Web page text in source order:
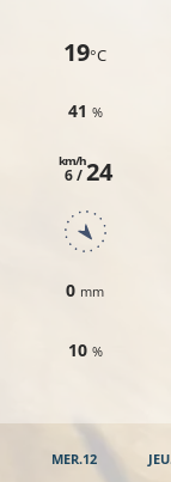
19°C
41 %
6 /
km/h24
0 mm
10 %
MER.12